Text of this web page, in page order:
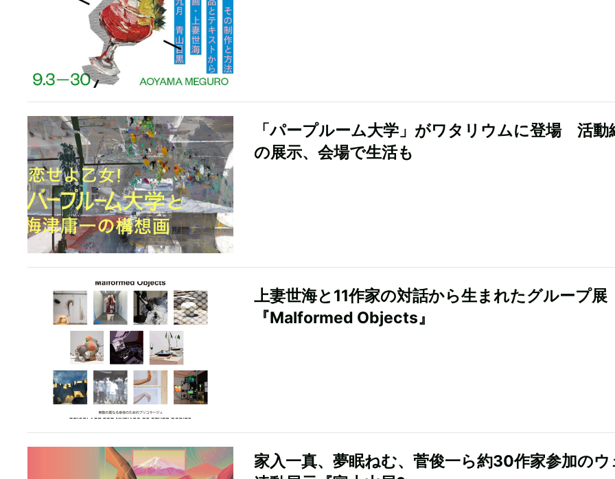
「パープルーム大学」がワタリウムに登場 活動
の展示、会場で生活も
上妻世海と11作家の対話から生まれたグループ展
『Malformed Objects』
家入一真、夢眠ねむ、菅俊一ら約30作家参加のウ